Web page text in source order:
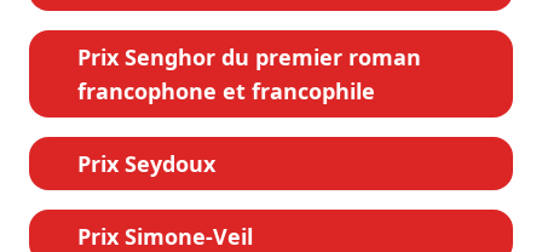
Prix Senghor du premier roman
francophone et francophile
Prix Seydoux
Prix Simone-Veil